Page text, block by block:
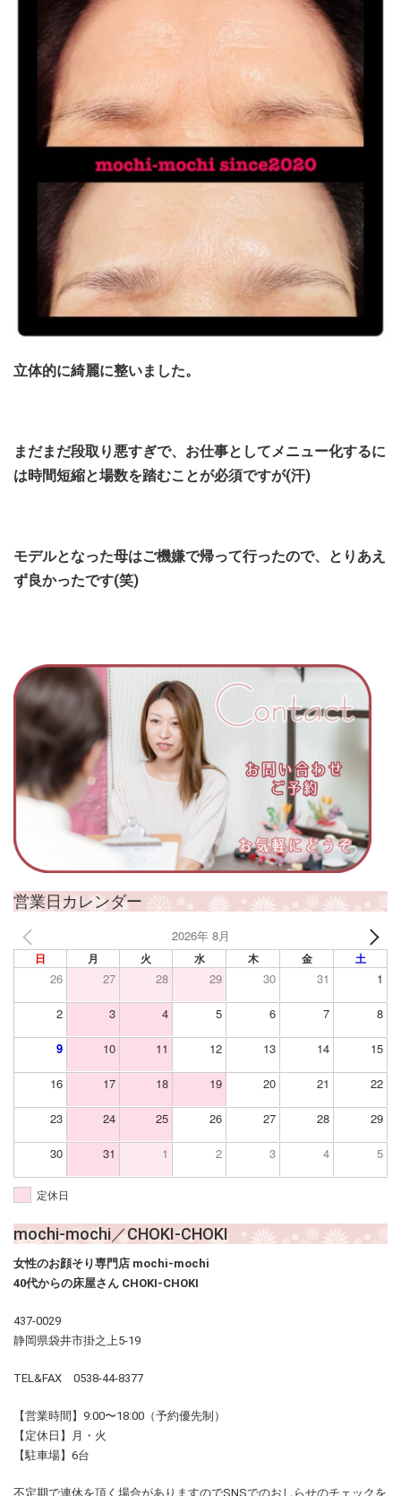
立体的に綺麗に整いました。
まだまだ段取り悪すぎで、お仕事としてメニュー化するに
は時間短縮と場数を踏むことが必須ですが(汗)
モデルとなった母はご機嫌で帰って行ったので、とりあえ
ず良かったです(笑)
営業日カレンダー
2026年 8月
日 月 火 水 木 金 土
26 27 28 29 30 31 1
2 3 4 5 6 7 8
9 10 11 12 13 14 15
16 17 18 19 20 21 22
23 24 25 26 27 28 29
30 31 1 2 3 4 5
定休日
mochi-mochi／CHOKI-CHOKI
女性のお顔そり専門店 mochi-mochi
40代からの床屋さん CHOKI-CHOKI
437-0029
静岡県袋井市掛之上5-19
TEL&FAX 0538-44-8377
【営業時間】9:00〜18:00（予約優先制）
【定休日】月・火
【駐車場】6台
不定期で連休を頂く場合がありますのでSNSでのおしらせのチェックを